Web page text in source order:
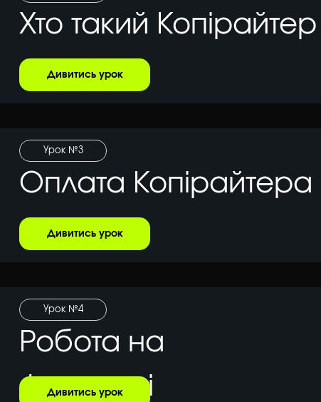
Хто такий Копірайтер
Дивитись урок
Оплата Копірайтера
Урок №3
Дивитись урок
Робота на
фрилансі
Урок №4
Дивитись урок